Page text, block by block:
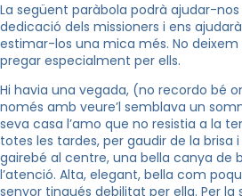
La següent paràbola podrà ajudar-
dedicació dels missioners i ens
estimar-los una mica més. No
pregar especialment per ells.
Hi havia una vegada, (no recordo bé
només amb veure’l semblava un
seva casa l’amo que no resistia a la
totes les tardes, per gaudir de la brisa i
gairebé al centre, una bella canya de
l’atenció. Alta, elegant, bella com
senyor tingués debilitat per ella. Per la